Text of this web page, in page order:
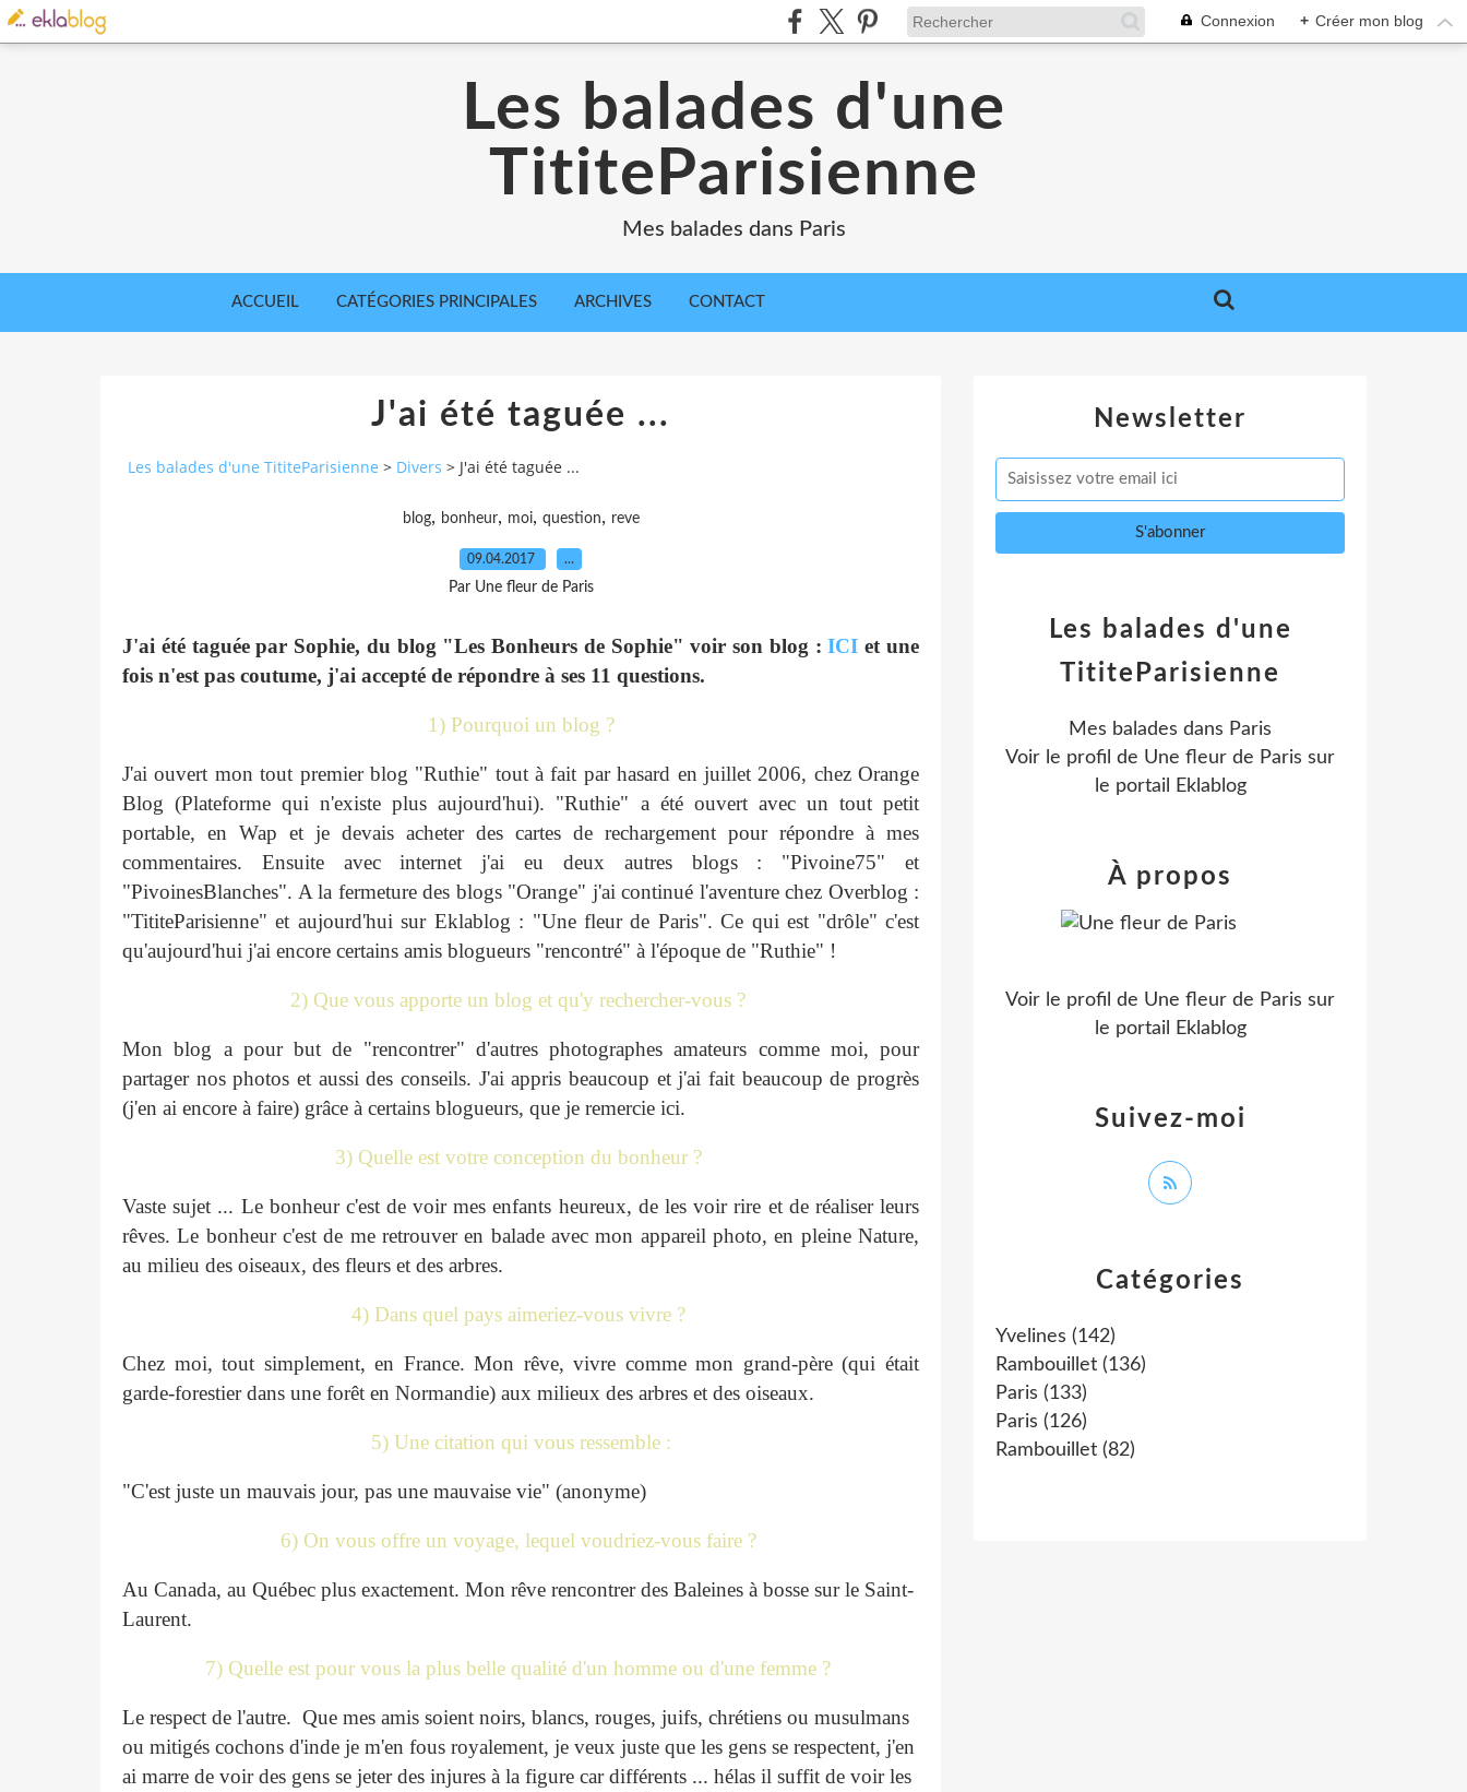
Connexion + Créer mon blog
Les balades d'une
TititeParisienne
Mes balades dans Paris
ACCUEIL CATÉGORIES PRINCIPALES ARCHIVES CONTACT
J'ai été taguée ...
Les balades d'une TititeParisienne > Divers > J'ai été taguée ...
blog, bonheur, moi, question, reve
09.04.2017 …
Par Une fleur de Paris
J'ai été taguée par Sophie, du blog "Les Bonheurs de Sophie" voir son blog :ICI et une
fois n'est pas coutume, j'ai accepté de répondre à ses 11 questions.
1) Pourquoi un blog ?
J'ai ouvert mon tout premier blog "Ruthie" tout à fait par hasard en juillet 2006, chez Orange
Blog (Plateforme qui n'existe plus aujourd'hui). "Ruthie" a été ouvert avec un tout petit
portable, en Wap et je devais acheter des cartes de rechargement pour répondre à mes
commentaires. Ensuite avec internet j'ai eu deux autres blogs : "Pivoine75" et
"PivoinesBlanches". A la fermeture des blogs "Orange" j'ai continué l'aventure chez Overblog :
"TititeParisienne" et aujourd'hui sur Eklablog : "Une fleur de Paris". Ce qui est "drôle" c'est
qu'aujourd'hui j'ai encore certains amis blogueurs "rencontré" à l'époque de "Ruthie" !
2) Que vous apporte un blog et qu'y rechercher-vous ?
Mon blog a pour but de "rencontrer" d'autres photographes amateurs comme moi, pour
partager nos photos et aussi des conseils. J'ai appris beaucoup et j'ai fait beaucoup de progrès
(j'en ai encore à faire) grâce à certains blogueurs, que je remercie ici.
3) Quelle est votre conception du bonheur ?
Vaste sujet ... Le bonheur c'est de voir mes enfants heureux, de les voir rire et de réaliser leurs
rêves. Le bonheur c'est de me retrouver en balade avec mon appareil photo, en pleine Nature,
au milieu des oiseaux, des fleurs et des arbres.
4) Dans quel pays aimeriez-vous vivre ?
Chez moi, tout simplement, en France. Mon rêve, vivre comme mon grand-père (qui était
garde-forestier dans une forêt en Normandie) aux milieux des arbres et des oiseaux.
5) Une citation qui vous ressemble :
"C'est juste un mauvais jour, pas une mauvaise vie" (anonyme)
6) On vous offre un voyage, lequel voudriez-vous faire ?
Au Canada, au Québec plus exactement. Mon rêve rencontrer des Baleines à bosse sur le Saint-
Laurent.
7) Quelle est pour vous la plus belle qualité d'un homme ou d'une femme ?
Le respect de l'autre. Que mes amis soient noirs, blancs, rouges, juifs, chrétiens ou musulmans
ou mitigés cochons d'inde je m'en fous royalement, je veux juste que les gens se respectent, j'en
ai marre de voir des gens se jeter des injures à la figure car différents ... hélas il suffit de voir les
Newsletter
Catégories
Yvelines (142)
Rambouillet (136)
Paris (133)
Paris (126)
Rambouillet (82)
Les balades d'une
TititeParisienne
Mes balades dans Paris
Voir le profil de Une fleur de Paris sur
le portail Eklablog
Suivez-moi
À propos
Voir le profil de Une fleur de Paris sur
le portail Eklablog